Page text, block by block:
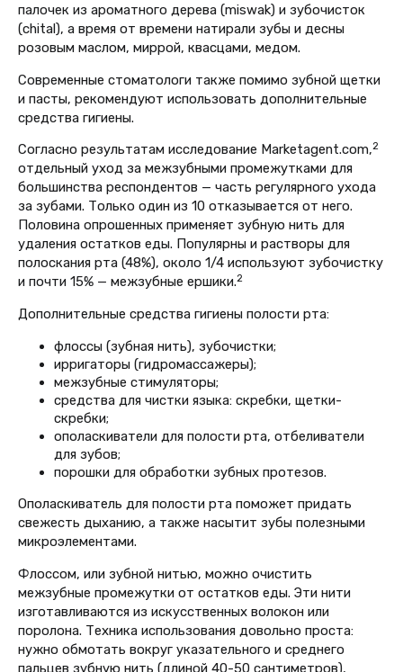
палочек из ароматного дерева (miswak) и зубочисток
(chital), а время от времени натирали зубы и десны
розовым маслом, миррой, квасцами, медом.
Современные стоматологи также помимо зубной щетки
и пасты, рекомендуют использовать дополнительные
средства гигиены.
Согласно результатам исследование Marketagent.com,2
отдельный уход за межзубными промежутками для
большинства респондентов — часть регулярного ухода
за зубами. Только один из 10 отказывается от него.
Половина опрошенных применяет зубную нить для
удаления остатков еды. Популярны и растворы для
полоскания рта (48%), около 1/4 используют зубочистку
и почти 15% — межзубные ершики.2
Дополнительные средства гигиены полости рта:
флоссы (зубная нить), зубочистки;
ирригаторы (гидромассажеры);
межзубные стимуляторы;
средства для чистки языка: скребки, щетки-
скребки;
ополаскиватели для полости рта, отбеливатели
для зубов;
порошки для обработки зубных протезов.
Ополаскиватель для полости рта поможет придать
свежесть дыханию, а также насытит зубы полезными
микроэлементами.
Флоссом, или зубной нитью, можно очистить
межзубные промежутки от остатков еды. Эти нити
изготавливаются из искусственных волокон или
поролона. Техника использования довольно проста:
нужно обмотать вокруг указательного и среднего
пальцев зубную нить (длиной 40-50 сантиметров),